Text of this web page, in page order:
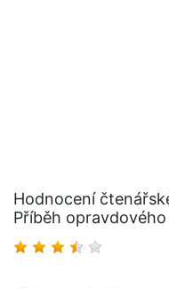
Hodnocení
Příběh